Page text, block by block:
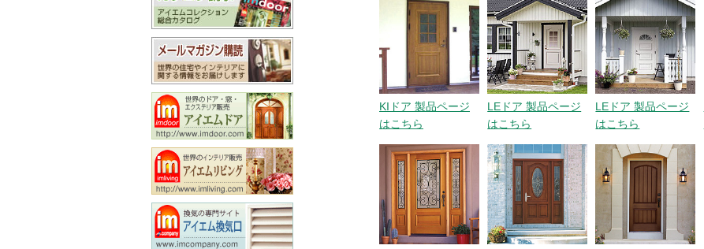
KIドア 製品ページ
はこちら
LEドア 製品ページ
はこちら
LEドア 製品ページ
はこちら